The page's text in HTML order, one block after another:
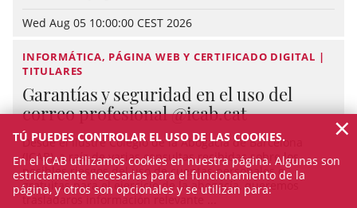
Wed Aug 05 10:00:00 CEST 2026
INFORMÁTICA, PÁGINA WEB Y CERTIFICADO DIGITAL |
TITULARES
Garantías y seguridad en el uso del
correo profesional @icab.cat
Desde el Ilustre Colegio de la Abogacía de Barcelona
(ICAB), a raíz de varias consultas recibidas sobre los
posibles riesgos del uso de cuentas personales o
gratuitas para el ejercicio de la abogacía, queremos
trasladaros información relevante ...
TÚ PUEDES CONTROLAR EL USO DE LAS COOKIES.
En el ICAB utilizamos cookies en nuestra página. Algunas son
estrictamente necesarias para el funcionamiento de la
página, y otros son opcionales y se utilizan para:
×